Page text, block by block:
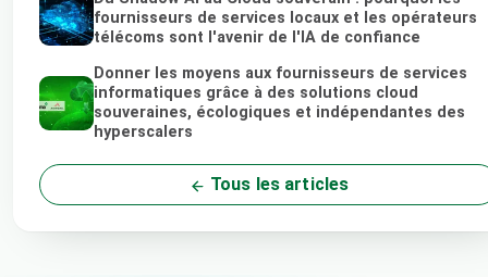
fournisseurs de services locaux et les opérateurs
télécoms sont l'avenir de l'IA de confiance
Donner les moyens aux fournisseurs de services
informatiques grâce à des solutions cloud
souveraines, écologiques et indépendantes des
hyperscalers
Tous les articles